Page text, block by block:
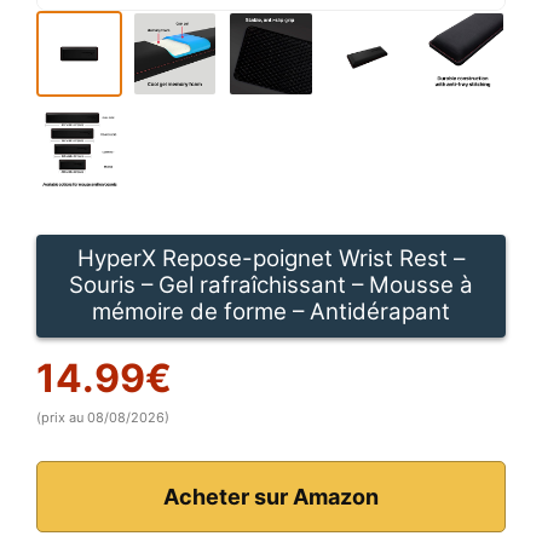
HyperX Repose-poignet Wrist Rest –
Souris – Gel rafraîchissant – Mousse à
mémoire de forme – Antidérapant
14.99€
(prix au 08/08/2026)
Acheter sur Amazon